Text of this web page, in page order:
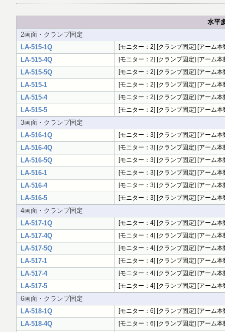
水平
2画面・クランプ固定
LA-515-1Q
[モニター：2] [クランプ固定] [アーム
LA-515-4Q [モニター：2] [クランプ固定] [アーム
LA-515-5Q [モニター：2] [クランプ固定] [アーム
LA-515-1 [モニター：2] [クランプ固定] [アーム
LA-515-4 [モニター：2] [クランプ固定] [アーム
LA-515-5 [モニター：2] [クランプ固定] [アーム
3画面・クランプ固定
LA-516-1Q
[モニター：3] [クランプ固定] [アーム
LA-516-4Q [モニター：3] [クランプ固定] [アーム
LA-516-5Q [モニター：3] [クランプ固定] [アーム
LA-516-1 [モニター：3] [クランプ固定] [アーム
LA-516-4 [モニター：3] [クランプ固定] [アーム
LA-516-5 [モニター：3] [クランプ固定] [アーム
4画面・クランプ固定
LA-517-1Q
[モニター：4] [クランプ固定] [アーム
LA-517-4Q [モニター：4] [クランプ固定] [アーム
LA-517-5Q [モニター：4] [クランプ固定] [アーム
LA-517-1 [モニター：4] [クランプ固定] [アーム
LA-517-4 [モニター：4] [クランプ固定] [アーム
LA-517-5 [モニター：4] [クランプ固定] [アーム
6画面・クランプ固定
LA-518-1Q
[モニター：6] [クランプ固定] [アーム
LA-518-4Q [モニター：6] [クランプ固定] [アーム